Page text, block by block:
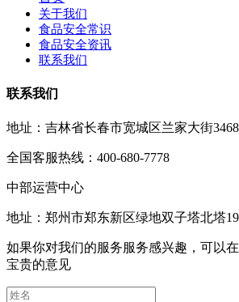
关于我们
食品安全常识
食品安全资讯
联系我们
联系我们
地址：吉林省长春市宽城区兰家大街
全国客服热线：400-680-7778
中部运营中心
地址：郑州市郑东新区绿地双子塔北塔
如果你对我们的服务服务感兴趣，可以
宝贵的意见